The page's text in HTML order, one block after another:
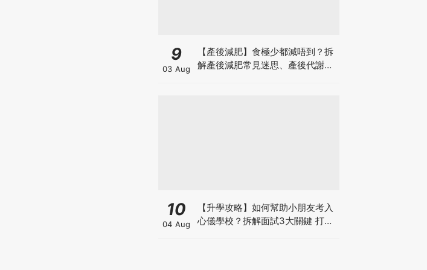
9
03 Aug
【產後減肥】食極少都減唔到？拆
解產後減肥常見迷思、產後代謝、
10
04 Aug
【升學攻略】如何幫助小朋友考入
心儀學校？拆解面試3大關鍵 打好